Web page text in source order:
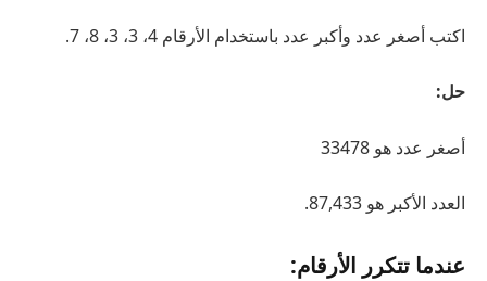
اكتب أصغر عدد وأكبر عدد باستخدام الأرقام 4، 3، 3، 8، 7.
حل:
أصغر عدد هو 33478
العدد الأكبر هو 87,433.
عندما تتكرر الأرقام: